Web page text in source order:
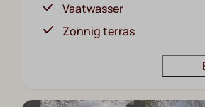
Vaatwasser
Zonnig terras